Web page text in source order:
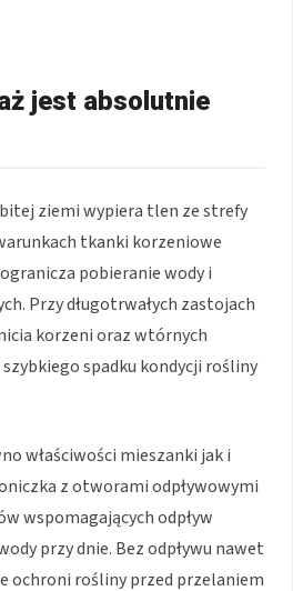
jest absolutnie
ziemi wypiera tlen ze strefy
tkanki korzeniowe
pobieranie wody i
Przy długotrwałych zastojach
korzeni oraz wtórnych
spadku kondycji rośliny
właściwości mieszanki jak i
z otworami odpływowymi
wspomagających odpływ
przy dnie. Bez odpływu nawet
ochroni rośliny przed przelaniem